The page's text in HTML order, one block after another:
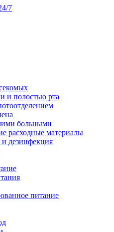
7
и полостью рта
больными
расходные материалы
дезинфекция
питание